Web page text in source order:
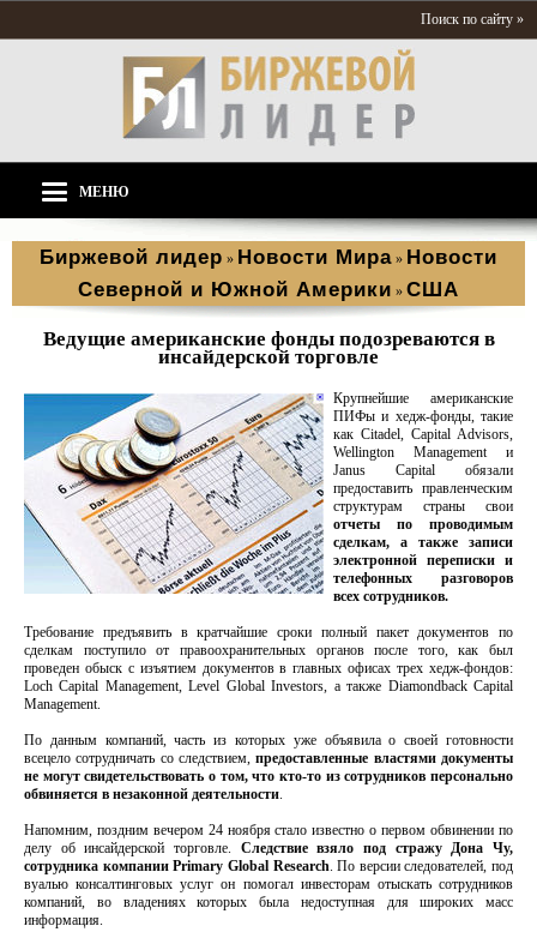
Поиск по сайту »
МЕНЮ
Биржевой лидер » Новости Мира » Новости
Северной и Южной Америки » США
Ведущие американские фонды подозреваются в
инсайдерской торговле
Крупнейшие американские
ПИФы и хедж-фонды, такие
как Citadel, Capital Advisors,
Wellington Management и
Janus Capital обязали
предоставить правленческим
структурам страны свои
отчеты по проводимым
сделкам, а также записи
электронной переписки и
телефонных разговоров
всех сотрудников.
Требование предъявить в кратчайшие сроки полный пакет документов по
сделкам поступило от правоохранительных органов после того, как был
проведен обыск с изъятием документов в главных офисах трех хедж-фондов:
Loch Capital Management, Level Global Investors, а также Diamondback Capital
Management.
По данным компаний, часть из которых уже объявила о своей готовности
всецело сотрудничать со следствием,предоставленные властями документы
не могут свидетельствовать о том, что кто-то из сотрудников персонально
обвиняется в незаконной деятельности.
Напомним, поздним вечером 24 ноября стало известно о первом обвинении по
делу об инсайдерской торговле. Следствие взяло под стражу Дона Чу,
сотрудника компании Primary Global Research. По версии следователей, под
вуалью консалтинговых услуг он помогал инвесторам отыскать сотрудников
компаний, во владениях которых была недоступная для широких масс
информация.